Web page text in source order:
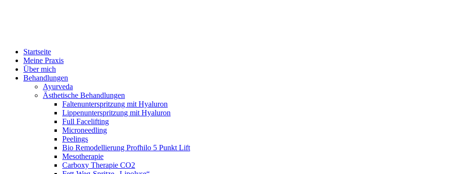
Startseite
Meine Praxis
Über mich
Behandlungen
Ayurveda
Ästhetische Behandlungen
Faltenunterspritzung mit Hyaluron
Lippenunterspritzung mit Hyaluron
Full Facelifting
Microneedling
Peelings
Bio Remodellierung Profhilo 5 Punkt Lift
Mesotherapie
Carboxy Therapie CO2